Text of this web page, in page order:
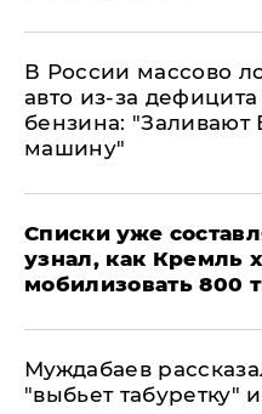
В России массово
авто из-за
бензина: "Заливают
машину"
Списки уже
узнал, как Кремль
мобилизовать 800
Муждабаев
"выбьет табуретку"